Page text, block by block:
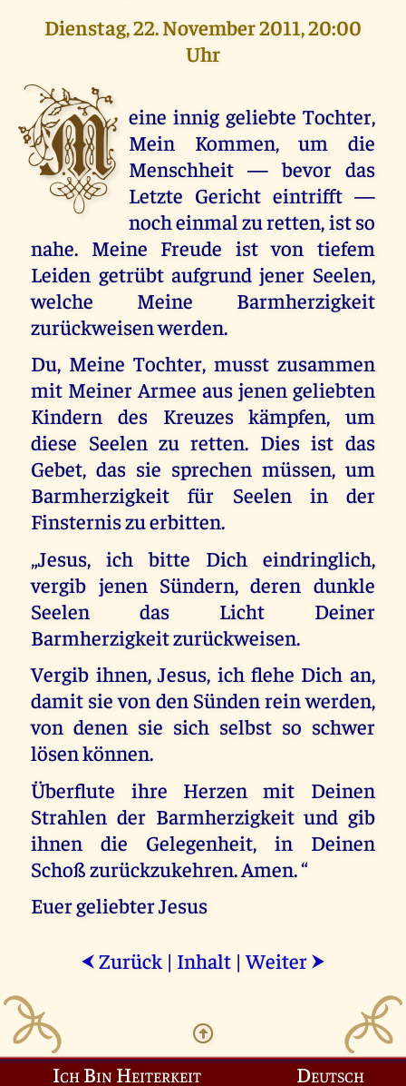
Dienstag, 22. November 2011, 20:00
Uhr
M eine innig geliebte Tochter,
Mein Kommen, um die
Menschheit — bevor das
Letzte Gericht eintrifft —
noch einmal zu retten, ist so
nahe. Meine Freude ist von tiefem
Leiden getrübt aufgrund jener Seelen,
welche Meine Barmherzigkeit
zurückweisen werden.
Du, Meine Tochter, musst zusammen
mit Meiner Armee aus jenen geliebten
Kindern des Kreuzes kämpfen, um
diese Seelen zu retten. Dies ist das
Gebet, das sie sprechen müssen, um
Barmherzigkeit für Seelen in der
Finsternis zu erbitten.
„Jesus, ich bitte Dich eindringlich,
vergib jenen Sündern, deren dunkle
Seelen das Licht Deiner
Barmherzigkeit zurückweisen.
Vergib ihnen, Jesus, ich flehe Dich an,
damit sie von den Sünden rein werden,
von denen sie sich selbst so schwer
lösen können.
Überflute ihre Herzen mit Deinen
Strahlen der Barmherzigkeit und gib
ihnen die Gelegenheit, in Deinen
Schoß zurückzukehren. Amen. “
Euer geliebter Jesus
⮜ Zurück | Inhalt |Weiter ⮞
Ich Bin Heiterkeit Deutsch